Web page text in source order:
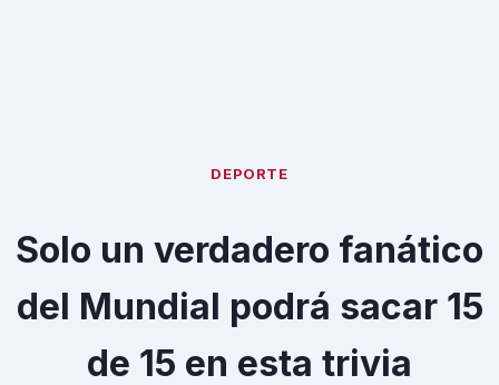
DEPORTE
Solo un verdadero fanático
del Mundial podrá sacar 15
de 15 en esta trivia